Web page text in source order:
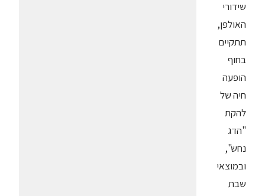
שידורי
האולפן,
תתקיים
בחוף
הופעה
חיה של
להקת
"הדג
נחש",
ובמוצאי
שבת